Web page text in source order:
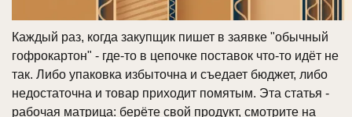
Каждый раз, когда закупщик пишет в заявке "обычный
гофрокартон" - где-то в цепочке поставок что-то идёт не
так. Либо упаковка избыточна и съедает бюджет, либо
недостаточна и товар приходит помятым. Эта статья -
рабочая матрица: берёте свой продукт, смотрите на